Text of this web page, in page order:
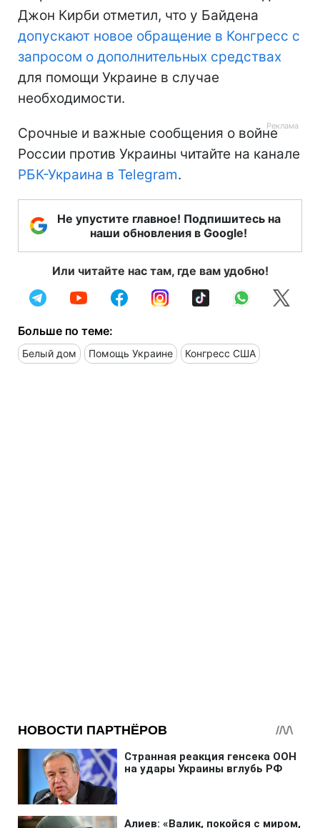
Джон Кирби отметил, что у Байдена
допускают новое обращение в Конгресс с
запросом о дополнительных средствах
для помощи Украине в случае
необходимости.
Срочные и важные сообщения о войне
России против Украины читайте на канале
РБК-Украина в Telegram.
Не упустите главное! Подпишитесь на
наши обновления в Google!
Или читайте нас там, где вам удобно!
Больше по теме:
Белый дом Помощь Украине Конгресс США